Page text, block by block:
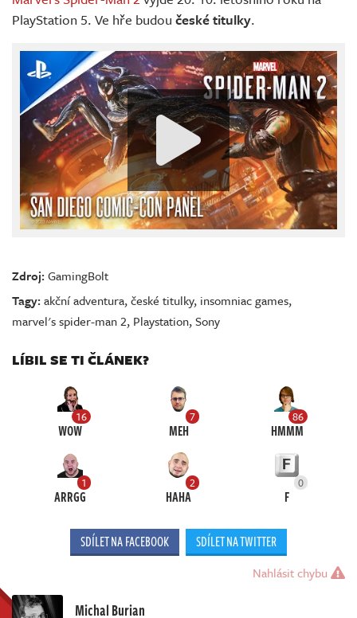
PlayStation 5. Ve hře budou české titulky.
Zdroj:GamingBolt
Tagy:akční adventura,české titulky, insomniac games,
marvel's spider-man 2, Playstation,Sony
LÍBIL SE TI ČLÁNEK?
16
WOW
7
MEH
86
HMMM
1
ARRGG
2
HAHA
0
F
SDÍLET NA FACEBOOK SDÍLET NA TWITTER
Nahlásit chybu
Michal Burian